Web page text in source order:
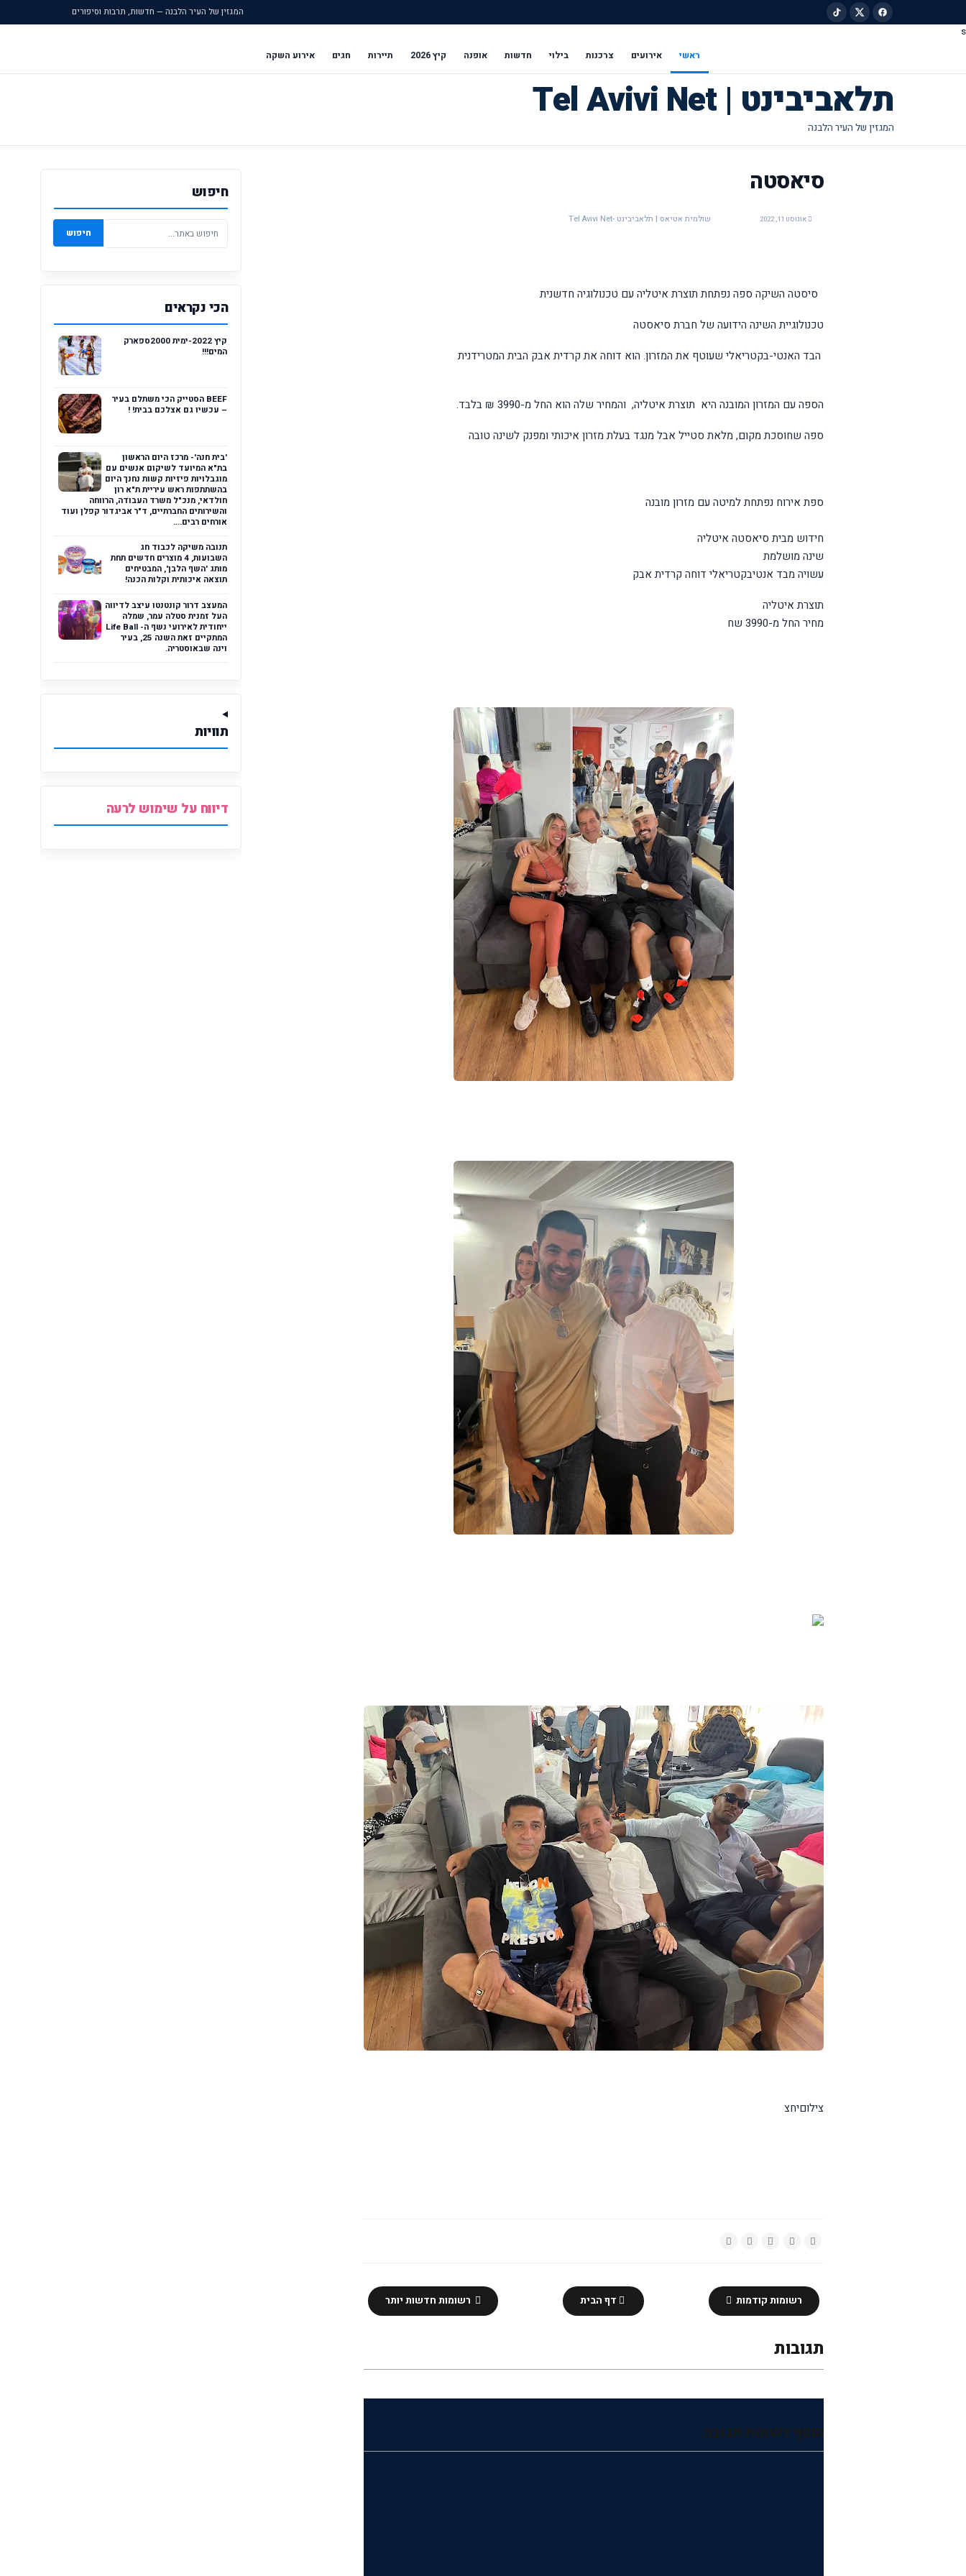
המגזין של העיר הלבנה — חדשות, תרבות וסיפורים
s
ראשי אירועים צרכנות בילוי חדשות אופנה קיץ 2026 תיירות חגים אירוע השקה
תלאביבינט | Tel Avivi Net
סיאסטה
אוגוסט 11, 2022 שולמית אטיאס | תלאביבינט -Tel Avivi Net
סיסטה השיקה ספה נפתחת תוצרת איטליה עם טכנולוגיה חדשנית
טכנולוגיית השינה הידועה של חברת סיאסטה
הבד האנטי-בקטריאלי שעוטף את המזרון. הוא דוחה את קרדית אבק הבית המטרידנית
הספה עם המזרון המובנה היא תוצרת איטליה, והמחיר שלה הוא החל מ-3990 ₪ בלבד.
ספה שחוסכת מקום, מלאת סטייל אבל מנגד בעלת מזרון איכותי ומפנק לשינה טובה
ספת אירוח נפתחת למיטה עם מזרון מובנה
חידוש מבית סיאסטה איטליה
שינה מושלמת
עשויה מבד אנטיבקטריאלי דוחה קרדית אבק
תוצרת איטליה
מחיר החל מ-3990 שח
צילוםיחצ
רשומות חדשות יותר רשומות קודמות דף הבית
תגובות
הוסף רשומת תגובה
חיפוש
חיפוש
הכי נקראים
קיץ 2022-ימית 2000ספארק
המים!!!
BEEF הסטייק הכי משתלם בעיר
– עכשיו גם אצלכם בבית! !
'בית חנה'- מרכז היום הראשון
בת"א המיועד לשיקום אנשים עם
מוגבלויות פיזיות קשות נחנך היום
בהשתתפות ראש עיריית ת"א רון
חולדאי, מנכ"ל משרד העבודה, הרווחה
והשירותים החברתיים, ד"ר אביגדור קפלן ועוד
אורחים רבים....
תנובה משיקה לכבוד חג
השבועות, 4 מוצרים חדשים תחת
מותג 'השף הלבן', המבטיחים
תוצאה איכותית וקלות הכנה!
המעצב דרור קונטנטו עיצב לדיווה
העל זמנית סטלה עמר, שמלה
ייחודית לאירועי נשף ה- Life Ball
המתקיים זאת השנה 25, בעיר
וינה שבאוסטריה.
תוויות
דיווח על שימוש לרעה